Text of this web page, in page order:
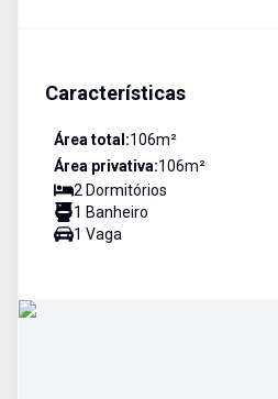
Características
Área total:106m²
Área privativa:106m²
2 Dormitórios
1 Banheiro
1 Vaga